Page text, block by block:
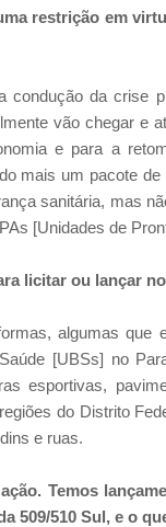
restrição em
da crise
vão chegar e
e para a
mais um pacote
sanitária, mas
[Unidades de
licitar ou lançar
algumas
[UBSs] no
esportivas,
do Distrito
e ruas.
Temos
509/510 Sul, e o